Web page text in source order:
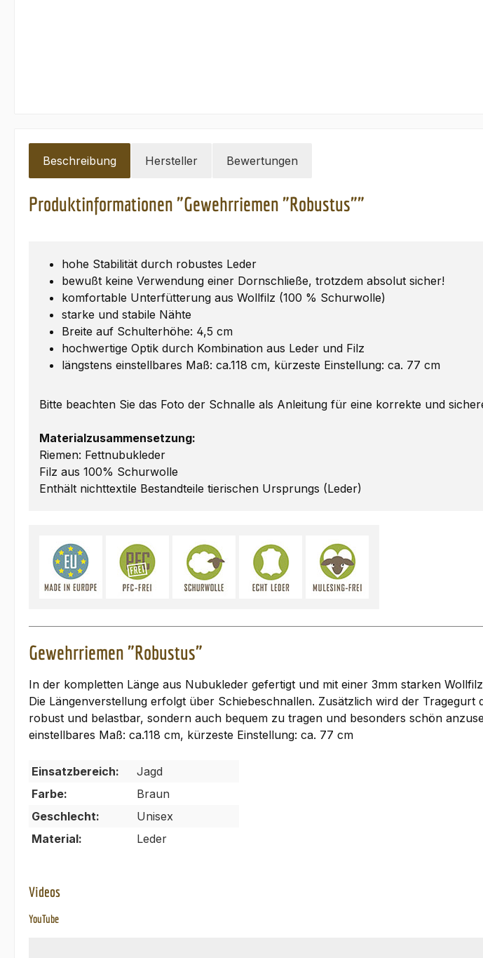
Beschreibung Hersteller Bewertungen
Produktinformationen "Gewehrriemen "Robustus""
hohe Stabilität durch robustes Leder
bewußt keine Verwendung einer Dornschließe, trotzdem absolut sicher!
komfortable Unterfütterung aus Wollfilz (100 % Schurwolle)
starke und stabile Nähte
Breite auf Schulterhöhe: 4,5 cm
hochwertige Optik durch Kombination aus Leder und Filz
längstens einstellbares Maß: ca.118 cm, kürzeste Einstellung: ca. 77 cm
Bitte beachten Sie das Foto der Schnalle als Anleitung für eine korrekte und
Materialzusammensetzung:
Riemen: Fettnubukleder
Filz aus 100% Schurwolle
Enthält nichttextile Bestandteile tierischen Ursprungs (Leder)
Gewehrriemen "Robustus"
In der kompletten Länge aus Nubukleder gefertigt und mit einer 3mm starken
Die Längenverstellung erfolgt über Schiebeschnallen. Zusätzlich wird der
robust und belastbar, sondern auch bequem zu tragen und besonders schön
einstellbares Maß: ca.118 cm, kürzeste Einstellung: ca. 77 cm
Einsatzbereich:
Jagd
Farbe:
Braun
Geschlecht:
Unisex
Material:
Leder
Videos
YouTube